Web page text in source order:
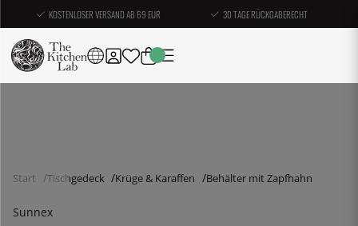
KOSTENLOSER VERSAND AB 69 EUR 30 TAGE RÜCKGABERECHT
Start Tischgedeck Krüge & Karaffen Behälter mit Zapfhahn
Sunnex